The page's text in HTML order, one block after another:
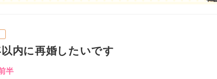
内に再婚したいです
半